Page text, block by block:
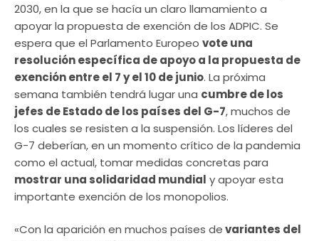
2030, en la que se hacía un claro llamamiento a
apoyar la propuesta de exención de los ADPIC. Se
espera que el Parlamento Europeo vote una
resolución específica de apoyo a la propuesta de
exención entre el 7 y el 10 de junio. La próxima
semana también tendrá lugar una cumbre de los
jefes de Estado de los países del G-7, muchos de
los cuales se resisten a la suspensión. Los líderes del
G-7 deberían, en un momento crítico de la pandemia
como el actual, tomar medidas concretas para
mostrar una solidaridad mundial y apoyar esta
importante exención de los monopolios.
«Con la aparición en muchos países devariantes del